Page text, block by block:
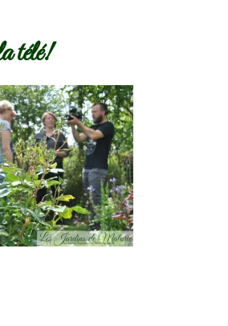
télé!